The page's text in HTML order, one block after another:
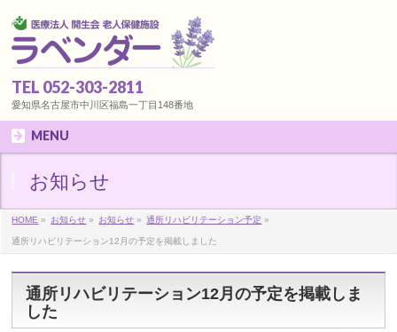
TEL 052-303-2811
愛知県名古屋市中川区福島一丁目148番地
MENU
お知らせ
HOME » お知らせ » お知らせ » 通所リハビリテーション予定 »
通所リハビリテーション12月の予定を掲載しました
通所リハビリテーション12月の予定を掲載しま
した